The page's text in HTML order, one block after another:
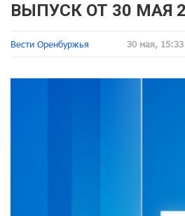
ВЫПУСК ОТ 30 МАЯ
Вести Оренбуржья 30 мая, 15:33